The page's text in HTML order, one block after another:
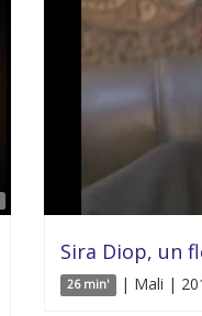
Sira Diop, un
26 min' | Mali |